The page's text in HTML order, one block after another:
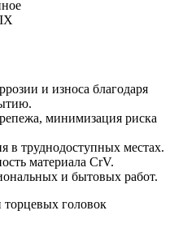
и износа благодаря
минимизация риска
в труднодоступных местах.
материала CrV.
и бытовых работ.
торцевых головок